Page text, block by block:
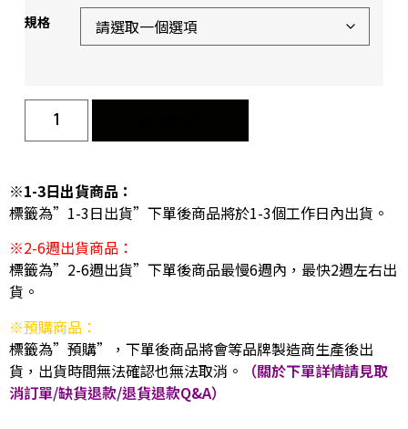
規格
※1-3日出貨商品：
標籤為”1-3日出貨”下單後商品將於1-3個工作日內出貨。
※2-6週出貨商品：
標籤為”2-6週出貨”下單後商品最慢6週內，最快2週左右出
貨。
※預購商品：
標籤為”預購”，下單後商品將會等品牌製造商生產後出
貨，出貨時間無法確認也無法取消。
（關於下單詳情請見取
消訂單/缺貨退款/退貨退款Q&A）